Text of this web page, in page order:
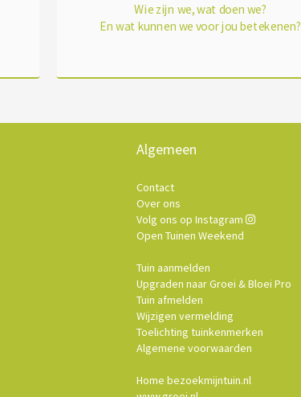
Wie zijn we, wat doen we?
En wat kunnen we voor jou betekenen?
Algemeen
Contact
Over ons
Volg ons op Instagram
Open Tuinen Weekend
Tuin aanmelden
Upgraden naar Groei & Bloei Pro
Tuin afmelden
Wijzigen vermelding
Toelichting tuinkenmerken
Algemene voorwaarden
Home bezoekmijntuin.nl